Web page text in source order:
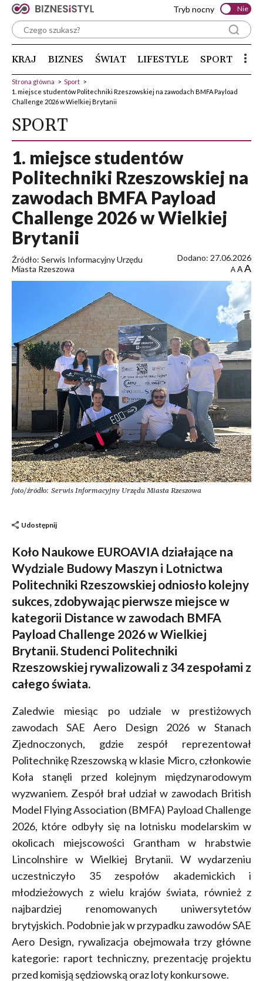
Tryb nocny Nie
KRAJ BIZNES ŚWIAT LIFESTYLE SPORT
Strona główna > Sport >
1. miejsce studentów Politechniki Rzeszowskiej na zawodach BMFA Payload
Challenge 2026 w Wielkiej Brytanii
SPORT
1. miejsce studentów
Politechniki Rzeszowskiej na
zawodach BMFA Payload
Challenge 2026 w Wielkiej
Brytanii
Źródło: Serwis Informacyjny Urzędu
Miasta Rzeszowa
Dodano: 27.06.2026
A AA
foto/źródło: Serwis Informacyjny Urzędu Miasta Rzeszowa
Udostępnij
Koło Naukowe EUROAVIA działające na
Wydziale Budowy Maszyn i Lotnictwa
Politechniki Rzeszowskiej odniosło kolejny
sukces, zdobywając pierwsze miejsce w
kategorii Distance w zawodach BMFA
Payload Challenge 2026 w Wielkiej
Brytanii. Studenci Politechniki
Rzeszowskiej rywalizowali z 34 zespołami z
całego świata.
Zaledwie miesiąc po udziale w prestiżowych
zawodach SAE Aero Design 2026 w Stanach
Zjednoczonych, gdzie zespół reprezentował
Politechnikę Rzeszowską w klasie Micro, członkowie
Koła stanęli przed kolejnym międzynarodowym
wyzwaniem. Zespół brał udział w zawodach British
Model Flying Association (BMFA) Payload Challenge
2026, które odbyły się na lotnisku modelarskim w
okolicach miejscowości Grantham w hrabstwie
Lincolnshire w Wielkiej Brytanii. W wydarzeniu
uczestniczyło 35 zespołów akademickich i
młodzieżowych z wielu krajów świata, również z
najbardziej renomowanych uniwersytetów
brytyjskich. Podobnie jak w przypadku zawodów SAE
Aero Design, rywalizacja obejmowała trzy główne
kategorie: raport techniczny, prezentację projektu
przed komisją sędziowską oraz loty konkursowe.